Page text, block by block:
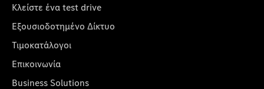
Κλείστε ένα test drive
Εξουσιοδοτημένο Δίκτυο
Τιμοκατάλογοι
Επικοινωνία
Business Solutions